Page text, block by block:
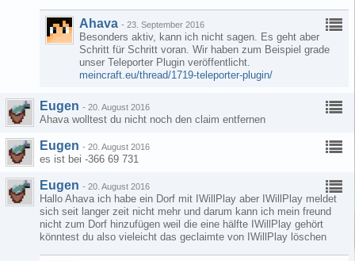
Ahava - 23. September 2016
Besonders aktiv, kann ich nicht sagen. Es geht aber
Schritt für Schritt voran. Wir haben zum Beispiel grade
unser Teleporter Plugin veröffentlicht.
meincraft.eu/thread/1719-teleporter-plugin/
Eugen - 20. August 2016
Ahava wolltest du nicht noch den claim entfernen
Eugen - 20. August 2016
es ist bei -366 69 731
Eugen - 20. August 2016
Hallo Ahava ich habe ein Dorf mit IWillPlay aber IWillPlay meldet
sich seit langer zeit nicht mehr und darum kann ich mein freund
nicht zum Dorf hinzufügen weil die eine hälfte IWillPlay gehört
könntest du also vieleicht das geclaimte von IWillPlay löschen